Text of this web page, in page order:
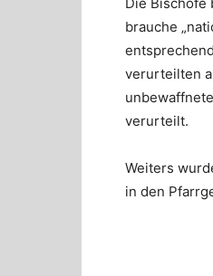
brauche
verurteilten
verurteilt.
Weiters
in den